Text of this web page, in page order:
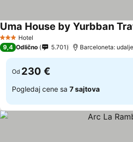
3 Zvezdice
Hotel
Uma House by Yurbban
9,4 Odlično 5.701 Barceloneta:
Od 230 €
Pogledaj cene sa 7 sajtova